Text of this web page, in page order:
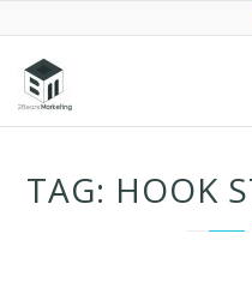
Two Bears
(SEO)
Engine
TAG: HOOK